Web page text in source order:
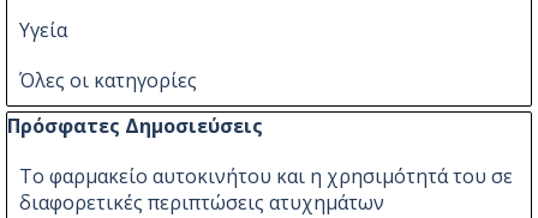
Υγεία
Όλες οι κατηγορίες
Παράλειψη μπλόκ Πρόσφατες Δημοσιεύσεις
Πρόσφατες Δημοσιεύσεις
Το φαρμακείο αυτοκινήτου και η χρησιμότητά του σε
διαφορετικές περιπτώσεις ατυχημάτων